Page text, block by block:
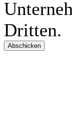
Dritten.
Abschicken